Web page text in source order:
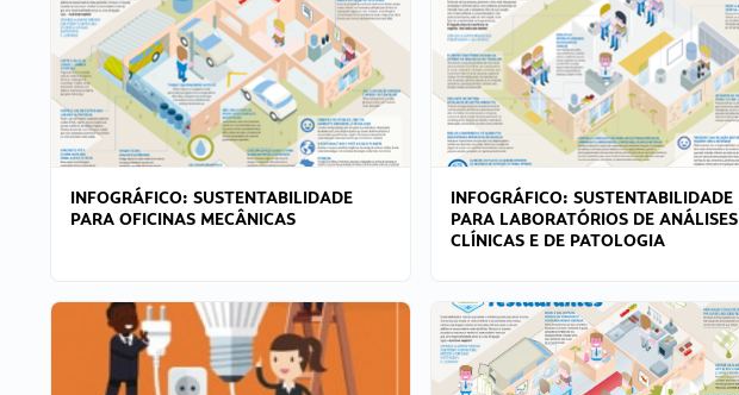
INFOGRÁFICO: SUSTENTABILIDADE
PARA OFICINAS MECÂNICAS
INFOGRÁFICO: SUSTENTABILIDADE
PARA LABORATÓRIOS DE ANÁLISES
CLÍNICAS E DE PATOLOGIA